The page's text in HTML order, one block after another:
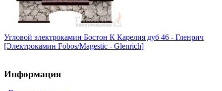
Угловой электрокамин Бостон К Карелия дуб 46 - Гленрич
[Электрокамин Fobos/Magestic - Glenrich]
Информация